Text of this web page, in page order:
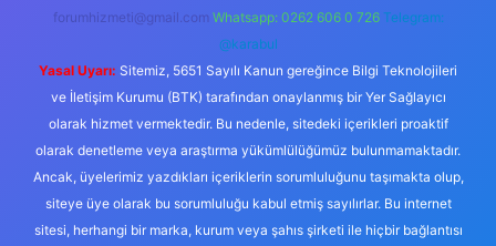
forumhizmeti@gmail.com Whatsapp: 0262 606 0 726 Telegram:
@karabul
Yasal Uyarı: Sitemiz, 5651 Sayılı Kanun gereğince Bilgi Teknolojileri
ve İletişim Kurumu (BTK) tarafından onaylanmış bir Yer Sağlayıcı
olarak hizmet vermektedir. Bu nedenle, sitedeki içerikleri proaktif
olarak denetleme veya araştırma yükümlülüğümüz bulunmamaktadır.
Ancak, üyelerimiz yazdıkları içeriklerin sorumluluğunu taşımakta olup,
siteye üye olarak bu sorumluluğu kabul etmiş sayılırlar. Bu internet
sitesi, herhangi bir marka, kurum veya şahıs şirketi ile hiçbir bağlantısı